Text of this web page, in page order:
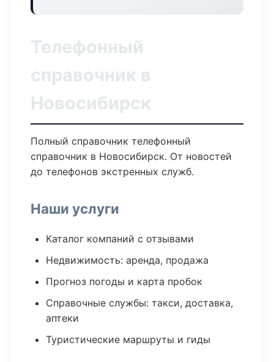
Телефонный
справочник в
Новосибирск
Полный справочник телефонный
справочник в Новосибирск. От новостей
до телефонов экстренных служб.
Наши услуги
Каталог компаний с отзывами
Недвижимость: аренда, продажа
Прогноз погоды и карта пробок
Справочные службы: такси, доставка,
аптеки
Туристические маршруты и гиды